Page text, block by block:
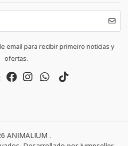
email para recibir primeiro noticias y
ofertas.
ANIMALIUM .